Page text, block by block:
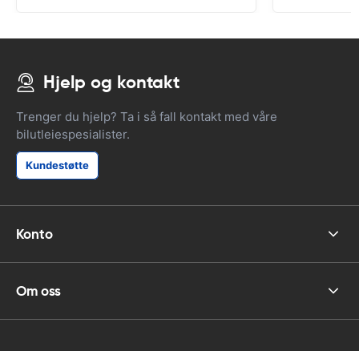
Hjelp og kontakt
Trenger du hjelp? Ta i så fall kontakt med våre
bilutleiespesialister.
Kundestøtte
Konto
Om oss